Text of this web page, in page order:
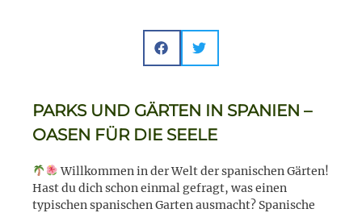
PARKS UND GÄRTEN IN SPANIEN –
OASEN FÜR DIE SEELE
Willkommen in der Welt der spanischen Gärten!
Hast du dich schon einmal gefragt, was einen
typischen spanischen Garten ausmacht? Spanische